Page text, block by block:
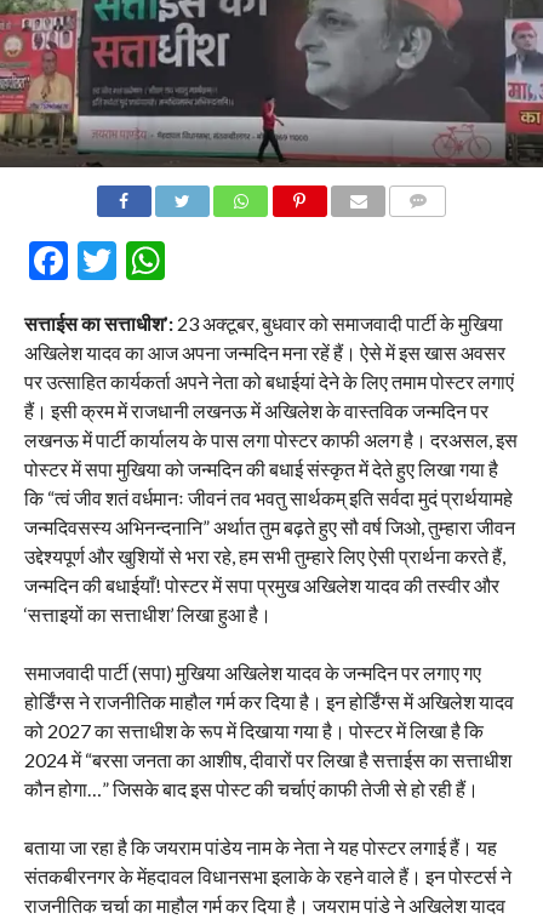
Facebook
Twitter
WhatsApp
सत्ताईस का सत्ताधीश’:23 अक्टूबर, बुधवार को समाजवादी पार्टी के मुखिया
अखिलेश यादव का आज अपना जन्मदिन मना रहें हैं। ऐसे में इस खास अवसर
पर उत्साहित कार्यकर्ता अपने नेता को बधाईयां देने के लिए तमाम पोस्टर लगाएं
हैं। इसी क्रम में राजधानी लखनऊ में अखिलेश के वास्तविक जन्मदिन पर
लखनऊ में पार्टी कार्यालय के पास लगा पोस्टर काफी अलग है। दरअसल, इस
पोस्टर में सपा मुखिया को जन्मदिन की बधाई संस्कृत में देते हुए लिखा गया है
कि “त्वं जीव शतं वर्धमानः जीवनं तव भवतु सार्थकम् इति सर्वदा मुदं प्रार्थयामहे
जन्मदिवसस्य अभिनन्दनानि” अर्थात तुम बढ़ते हुए सौ वर्ष जिओ, तुम्हारा जीवन
उद्देश्यपूर्ण और खुशियों से भरा रहे, हम सभी तुम्हारे लिए ऐसी प्रार्थना करते हैं,
जन्मदिन की बधाईयाँ! पोस्टर में सपा प्रमुख अखिलेश यादव की तस्वीर और
‘सत्ताइयों का सत्ताधीश’ लिखा हुआ है।
समाजवादी पार्टी (सपा) मुखिया अखिलेश यादव के जन्मदिन पर लगाए गए
होर्डिंग्स ने राजनीतिक माहौल गर्म कर दिया है। इन होर्डिंग्स में अखिलेश यादव
को 2027 का सत्ताधीश के रूप में दिखाया गया है। पोस्टर में लिखा है कि
2024 में “बरसा जनता का आशीष, दीवारों पर लिखा है सत्ताईस का सत्ताधीश
कौन होगा…” जिसके बाद इस पोस्ट की चर्चाएं काफी तेजी से हो रही हैं।
बताया जा रहा है कि जयराम पांडेय नाम के नेता ने यह पोस्टर लगाई हैं। यह
संतकबीरनगर के मेंहदावल विधानसभा इलाके के रहने वाले हैं। इन पोस्टर्स ने
राजनीतिक चर्चा का माहौल गर्म कर दिया है। जयराम पांडे ने अखिलेश यादव